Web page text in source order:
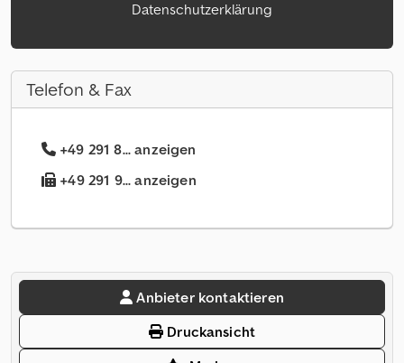
Datenschutzerklärung
Telefon & Fax
+49 291 8... anzeigen
+49 291 9... anzeigen
Anbieter kontaktieren
Druckansicht